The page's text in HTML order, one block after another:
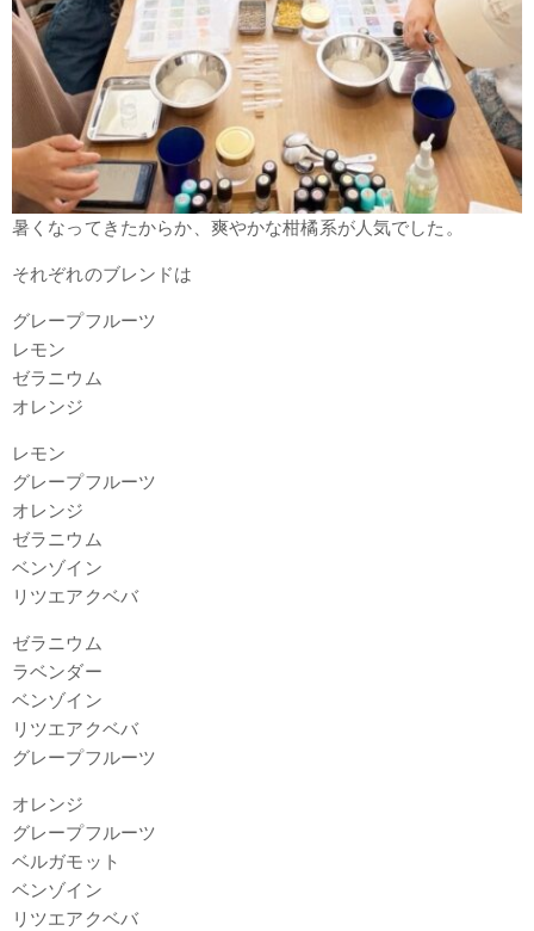
暑くなってきたからか、爽やかな柑橘系が人気でした。
それぞれのブレンドは
グレープフルーツ
レモン
ゼラニウム
オレンジ
レモン
グレープフルーツ
オレンジ
ゼラニウム
ベンゾイン
リツエアクベバ
ゼラニウム
ラベンダー
ベンゾイン
リツエアクベバ
グレープフルーツ
オレンジ
グレープフルーツ
ベルガモット
ベンゾイン
リツエアクベバ